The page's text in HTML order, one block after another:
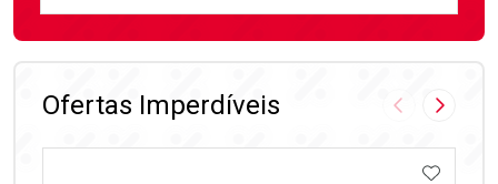
FECHAR
FECHAR
Ofertas Imperdíveis Imagem